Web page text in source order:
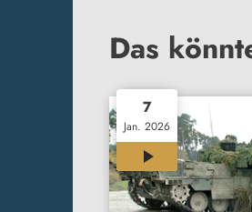
Das
7
Jan. 2026
04:17